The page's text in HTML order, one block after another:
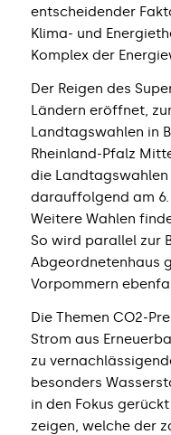
entscheidender
Klima- und
Komplex der
Der Reigen des
Ländern eröffnet,
Landtagswahlen in
Rheinland-Pfalz
die Landtagswahlen
darauffolgend am
Weitere Wahlen
So wird parallel zur
Abgeordnetenhaus
Vorpommern
Die Themen CO2-
Strom aus
zu
besonders
in den Fokus
zeigen, welche der